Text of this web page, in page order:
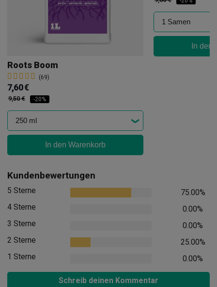
Roots Boom
(69)
7,60 €
9,50 € -20%
In den Warenkorb
In den
Kundenbewertungen
5 Sterne
75.00%
4 Sterne
0.00%
3 Sterne
0.00%
2 Sterne
25.00%
1 Sterne
0.00%
Schreib deinen Kommentar